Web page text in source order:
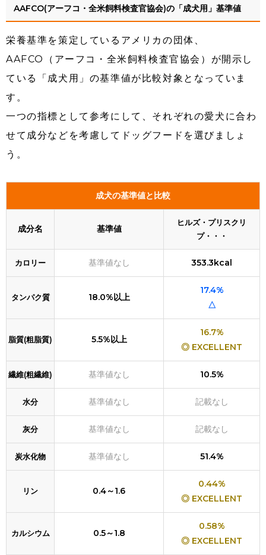
AAFCO(アーフコ・全米飼料検査官協会)の「成犬用」基準値
栄養基準を策定しているアメリカの団体、
AAFCO（アーフコ・全米飼料検査官協会）が開示し
ている「成犬用」の基準値が比較対象となっていま
す。
一つの指標として参考にして、それぞれの愛犬に合わ
せて成分などを考慮してドッグフードを選びましょ
う。
成犬の基準値と比較
成分名 基準値
ヒルズ・プリスクリ
プ・・・
カロリー 基準値なし 353.3kcal
タンパク質 18.0%以上
17.4%
△
脂質(粗脂質) 5.5%以上
16.7%
◎ EXCELLENT
繊維(粗繊維) 基準値なし 10.5%
水分 基準値なし 記載なし
灰分 基準値なし 記載なし
炭水化物 基準値なし 51.4%
リン 0.4～1.6
0.44%
◎ EXCELLENT
カルシウム 0.5～1.8
0.58%
◎ EXCELLENT